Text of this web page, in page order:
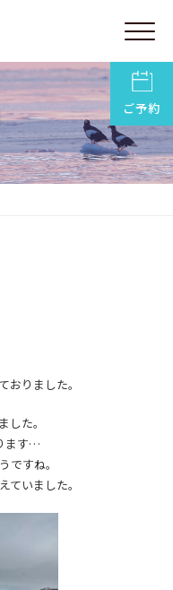
ご予約
りました。
た。
ます…
ですね。
いました。